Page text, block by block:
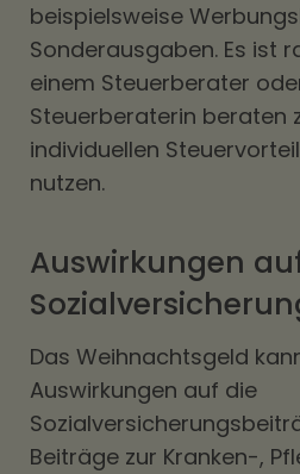
beispielsweise
Sonderausgaben. Es ist
einem Steuerberater
Steuerberaterin beraten
individuellen
nutzen.
Auswirkungen
Das Weihnachtsgeld
Auswirkungen auf die
Beiträge zur Kranken-,